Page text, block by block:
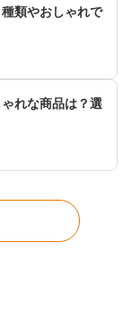
類やおしゃれで
れな商品は？選